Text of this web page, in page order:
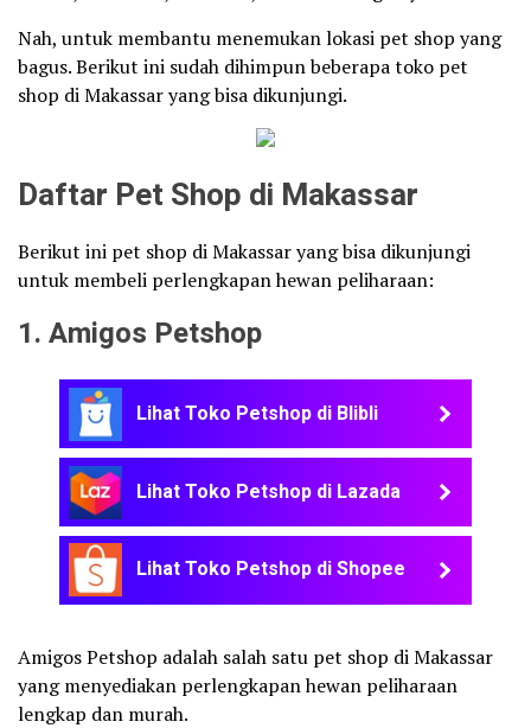
Nah, untuk membantu menemukan lokasi pet shop yang
bagus. Berikut ini sudah dihimpun beberapa toko pet
shop di Makassar yang bisa dikunjungi.
Daftar Pet Shop di Makassar
Berikut ini pet shop di Makassar yang bisa dikunjungi
untuk membeli perlengkapan hewan peliharaan:
1. Amigos Petshop
Lihat Toko Petshop di Blibli
Lihat Toko Petshop di Lazada
Lihat Toko Petshop di Shopee
Amigos Petshop adalah salah satu pet shop di Makassar
yang menyediakan perlengkapan hewan peliharaan
lengkap dan murah.